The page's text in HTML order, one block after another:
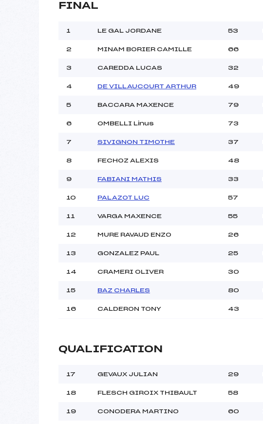
Nombre de portes :
Traceur :
Pénalité appliquée :
FINAL
1 LE GAL JORDANE 53
2 MINAM BORIER CAMILLE 66
3 CAREDDA LUCAS 32
4 DE VILLAUCOURT ARTHUR 49
5 BACCARA MAXENCE 79
6 OMBELLI Linus 73
7 SIVIGNON TIMOTHE 37
8 FECHOZ ALEXIS 48
9 FABIANI MATHIS 33
10 PALAZOT LUC 57
11 VARGA MAXENCE 55
12 MURE RAVAUD ENZO 26
13 GONZALEZ PAUL 25
14 CRAMERI OLIVER 30
15 BAZ CHARLES 80
16 CALDERON TONY 43
QUALIFICATION
17 GEVAUX JULIAN 29
18 FLESCH GIROIX THIBAULT 58
19 CONODERA MARTINO 60